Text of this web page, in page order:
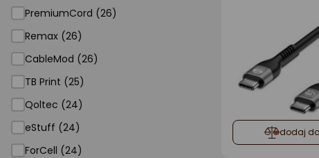
PremiumCord (26)
Remax (26)
CableMod (26)
TB Print (25)
Qoltec (24)
eStuff (24)
ForCell (24)
dodaj